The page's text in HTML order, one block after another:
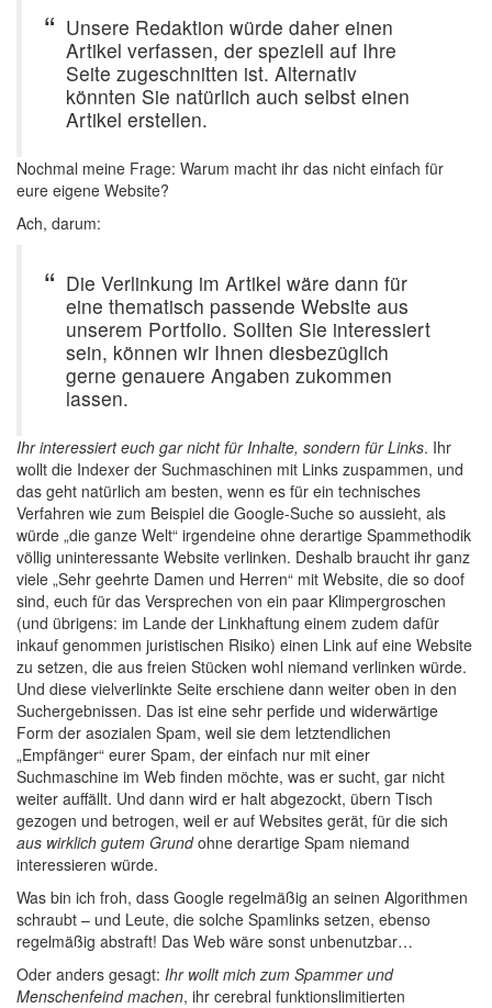
Unsere Redaktion würde daher einen
Artikel verfassen, der speziell auf Ihre
Seite zugeschnitten ist. Alternativ
könnten Sie natürlich auch selbst einen
Artikel erstellen.
Nochmal meine Frage: Warum macht ihr das nicht einfach für
eure eigene Website?
Ach, darum:
Die Verlinkung im Artikel wäre dann für
eine thematisch passende Website aus
unserem Portfolio. Sollten Sie interessiert
sein, können wir Ihnen diesbezüglich
gerne genauere Angaben zukommen
lassen.
Ihr interessiert euch gar nicht für Inhalte, sondern für Links. Ihr
wollt die Indexer der Suchmaschinen mit Links zuspammen, und
das geht natürlich am besten, wenn es für ein technisches
Verfahren wie zum Beispiel die Google-Suche so aussieht, als
würde „die ganze Welt“ irgendeine ohne derartige Spammethodik
völlig uninteressante Website verlinken. Deshalb braucht ihr ganz
viele „Sehr geehrte Damen und Herren“ mit Website, die so doof
sind, euch für das Versprechen von ein paar Klimpergroschen
(und übrigens: im Lande der Linkhaftung einem zudem dafür
inkauf genommen juristischen Risiko) einen Link auf eine Website
zu setzen, die aus freien Stücken wohl niemand verlinken würde.
Und diese vielverlinkte Seite erschiene dann weiter oben in den
Suchergebnissen. Das ist eine sehr perfide und widerwärtige
Form der asozialen Spam, weil sie dem letztendlichen
„Empfänger“ eurer Spam, der einfach nur mit einer
Suchmaschine im Web finden möchte, was er sucht, gar nicht
weiter auffällt. Und dann wird er halt abgezockt, übern Tisch
gezogen und betrogen, weil er auf Websites gerät, für die sich
aus wirklich gutem Grundohne derartige Spam niemand
interessieren würde.
Was bin ich froh, dass Google regelmäßig an seinen Algorithmen
schraubt – und Leute, die solche Spamlinks setzen, ebenso
regelmäßig abstraft! Das Web wäre sonst unbenutzbar…
Oder anders gesagt: Ihr wollt mich zum Spammer und
Menschenfeind machen, ihr cerebral funktionslimitierten